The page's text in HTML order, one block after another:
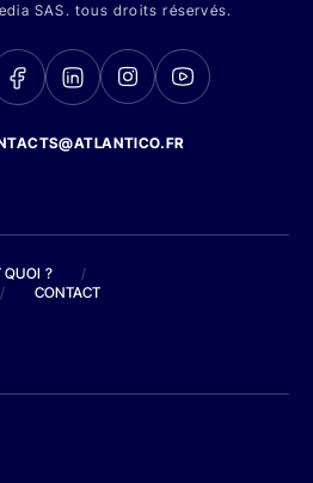
SAS. tous droits réservés.
QUOI ?
/
/ CONTACT